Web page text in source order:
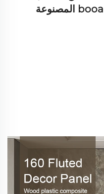
البلاستيكي ألياف الbooamboo المصنوعة